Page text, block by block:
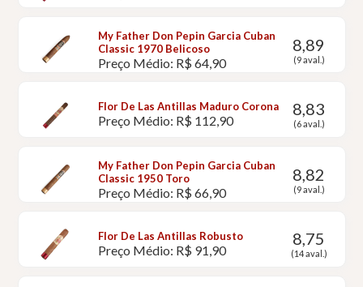
My Father Don Pepin Garcia Cuban
Classic 1970 Belicoso
Preço Médio: R$ 64,90
8,89
(9 aval.)
Flor De Las Antillas Maduro Corona
Preço Médio: R$ 112,90
8,83
(6 aval.)
My Father Don Pepin Garcia Cuban
Classic 1950 Toro
Preço Médio: R$ 66,90
8,82
(9 aval.)
Flor De Las Antillas Robusto
Preço Médio: R$ 91,90
8,75
(14 aval.)